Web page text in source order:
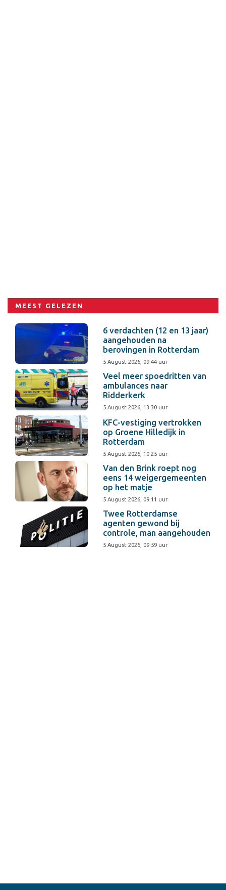
MEEST GELEZEN
6 verdachten (12 en 13 jaar)
aangehouden na
berovingen in Rotterdam
5 August 2026, 09:44 uur
Veel meer spoedritten van
ambulances naar
Ridderkerk
5 August 2026, 13:30 uur
KFC-vestiging vertrokken
op Groene Hilledijk in
Rotterdam
5 August 2026, 10:25 uur
Van den Brink roept nog
eens 14 weigergemeenten
op het matje
5 August 2026, 09:11 uur
Twee Rotterdamse
agenten gewond bij
controle, man aangehouden
5 August 2026, 09:59 uur